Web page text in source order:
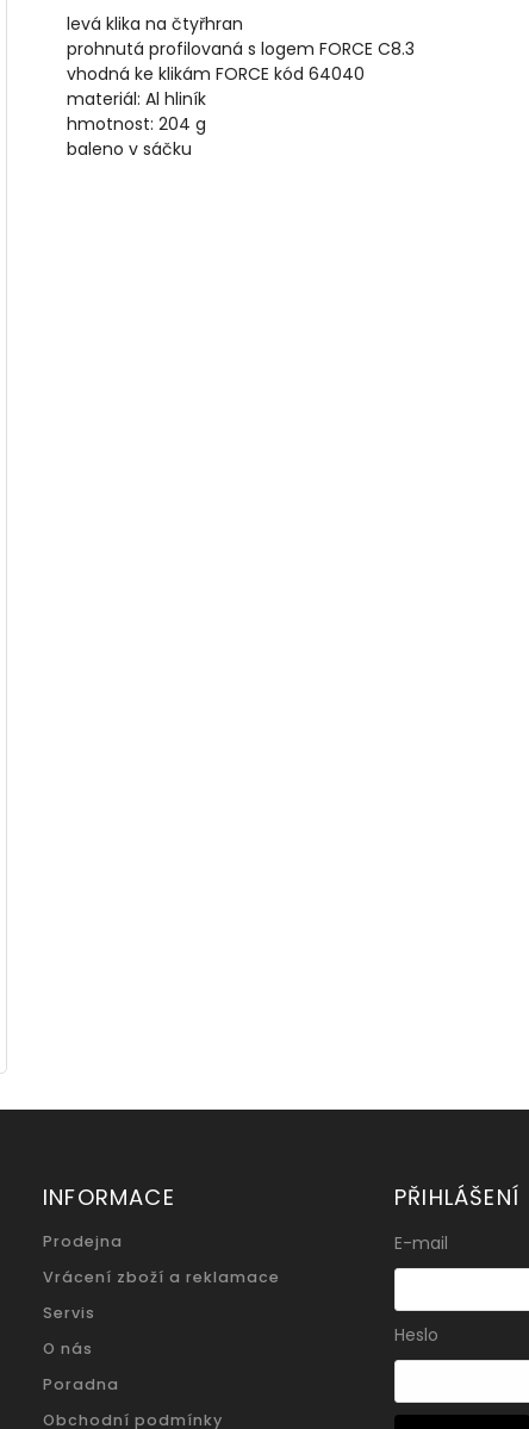
levá klika na čtyřhran
prohnutá profilovaná s logem FORCE C8.3
vhodná ke klikám FORCE kód 64040
materiál: Al hliník
hmotnost: 204 g
baleno v sáčku
INFORMACE
Prodejna
Vrácení zboží a reklamace
Servis
O nás
Poradna
Obchodní podmínky
PŘIHLÁŠENÍ
E-mail
Heslo